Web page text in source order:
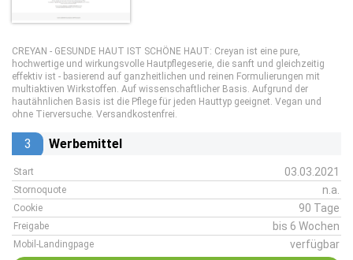
CREYAN - GESUNDE HAUT IST SCHÖNE HAUT: Creyan ist eine pure,
hochwertige und wirkungsvolle Hautpflegeserie, die sanft und gleichzeitig
effektiv ist - basierend auf ganzheitlichen und reinen Formulierungen mit
multiaktiven Wirkstoffen. Auf wissenschaftlicher Basis. Aufgrund der
hautähnlichen Basis ist die Pflege für jeden Hauttyp geeignet. Vegan und
ohne Tierversuche. Versandkostenfrei.
3 Werbemittel
Start 03.03.2021
Stornoquote n.a.
Cookie 90 Tage
Freigabe bis 6 Wochen
Mobil-Landingpage verfügbar